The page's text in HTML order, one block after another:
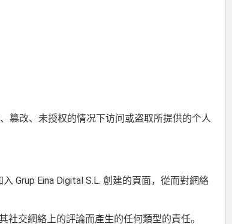
篡改、未授权的情况下访问或盗取所提供的个人
Grup Eina Digital S.L. 創建的頁面，從而對網絡
交網絡上的評論而產生的任何類型的責任。